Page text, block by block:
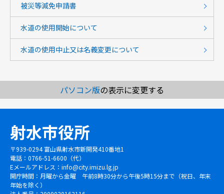
被災等減免申請書
水道の使用開始について
水道の使用中止又は名義変更について
パソコン版の表示に変更する
射水市役所
〒939-0294 富山県射水市新開発410番地1
電話：0766-51-6600（代）
Eメールアドレス： info@city.imizu.lg.jp
開庁時間：月曜から金曜 午前8時30分から午後5時15分まで（祝日、年末
年始を除く）